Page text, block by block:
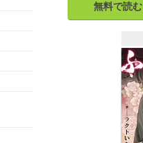
無料で読む